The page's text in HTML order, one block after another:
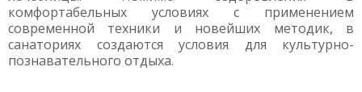
комфортабельных условиях с применением
современной техники и новейших методик, в
санаториях создаются условия для культурно-
познавательного отдыха.